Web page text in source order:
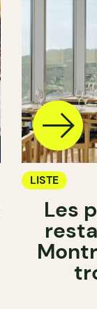
LISTE
Les